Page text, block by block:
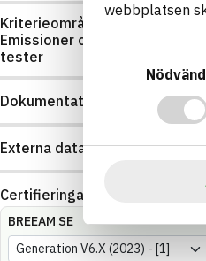
webbplatsen
Kriterieområde:
Emissioner och
tester
Visar 0 av 0
Dokumentation Visar 0 av 0
Externa datakällor Visar 0 av 0
Certifieringar
BREEAM SE